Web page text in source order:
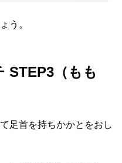
う。
STEP3（もも
足首を持ちかかとをおし